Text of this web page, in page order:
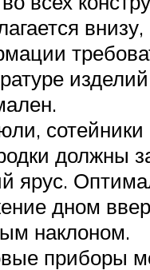
внизу,
сотейники
должны
ярус.
дном
наклоном.
приборы